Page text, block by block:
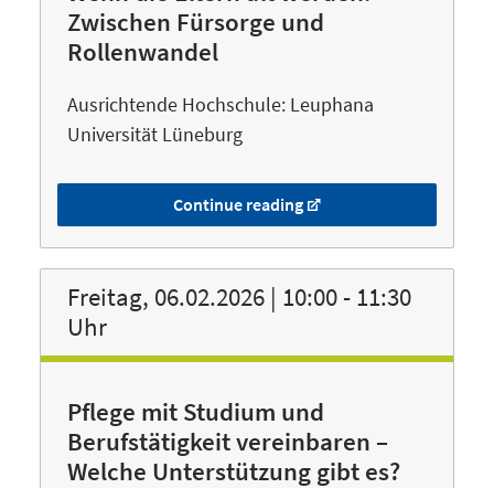
Zwischen Fürsorge und
Rollenwandel
Ausrichtende Hochschule: Leuphana
Universität Lüneburg
Continue reading
Freitag, 06.02.2026 | 10:00 - 11:30
Uhr
Pflege mit Studium und
Berufstätigkeit vereinbaren –
Welche Unterstützung gibt es?